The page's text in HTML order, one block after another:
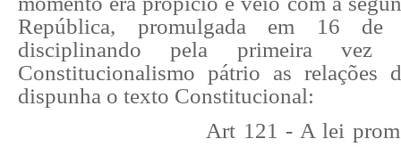
República, promulgada em 16
disciplinando pela primeira
Constitucionalismo pátrio as relações
dispunha o texto Constitucional:
Art 121 - A lei